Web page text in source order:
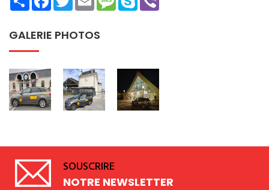
GALERIE PHOTOS
SOUSCRIRE
NOTRE NEWSLETTER